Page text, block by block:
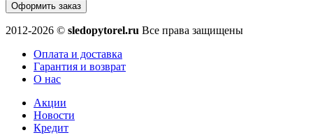
Оформить заказ
2012-2026 © sledopytorel.ru Все права защищены
Оплата и доставка
Гарантия и возврат
О нас
Акции
Новости
Кредит